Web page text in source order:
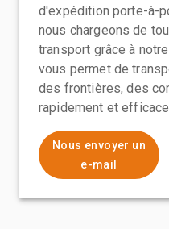
d'expédition porte-à-
nous chargeons de
transport grâce à
vous permet de
des frontières, des
rapidement et
Nous envoyer un
e-mail